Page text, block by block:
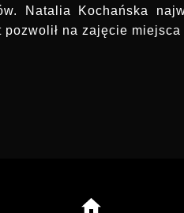
Natalia Kochańska
na zajęcie